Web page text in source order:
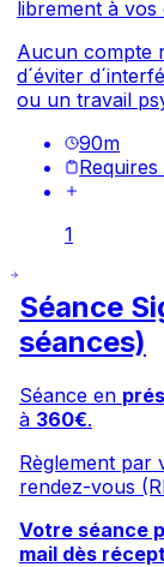
librement à
Aucun compte
d´éviter
ou un travail
90m
1
Séance
séances)
Séance en
à 360€.
Règlement par
rendez-vous
Votre séance
mail dès